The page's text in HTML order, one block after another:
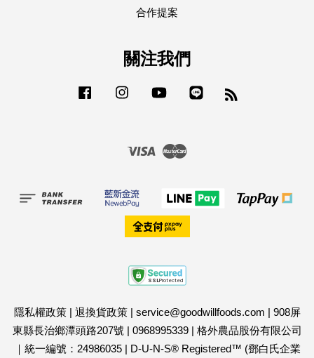
合作提案
關注我們
Facebook Instagram YouTube
Visa
隱私權政策| 退換貨政策| service@goodwillfoods.com | 908屏
東縣長治鄉潭頭路207號 | 0968995339| 格外農品股份有限公司
｜統一編號：24986035| D-U-N-S® Registered™ (鄧白氏企業